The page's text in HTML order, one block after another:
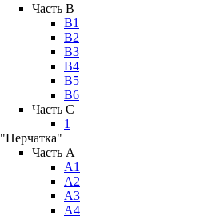
Часть B
В1
В2
В3
В4
В5
В6
Часть C
1
"Перчатка"
Часть A
А1
А2
А3
А4